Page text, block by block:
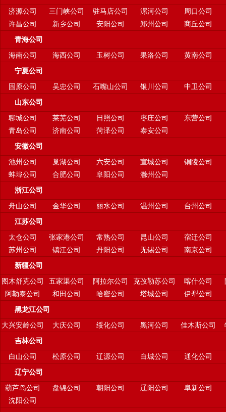
济源公司 三门峡公司 驻马店公司 漯河公司
周口公司
许昌公司
新乡公司 安阳公司 郑州公司 商丘公司
青海公司
海南公司 海西公司 玉树公司 果洛公司 黄南公司
宁夏公司
固原公司 吴忠公司 石嘴山公司 银川公司 中卫公司
山东公司
聊城公司 莱芜公司 日照公司 枣庄公司
东营公司
青岛公司
济南公司 菏泽公司 泰安公司
安徽公司
池州公司 巢湖公司 六安公司 宣城公司
铜陵公司
蚌埠公司
合肥公司 阜阳公司 滁州公司
浙江公司
舟山公司 金华公司 丽水公司 温州公司 台州公司
江苏公司
太仓公司 张家港公司 常熟公司 昆山公司
宿迁公司
苏州公司
镇江公司 丹阳公司 无锡公司 南京公司
新疆公司
图木舒克公司 五家渠公司 阿拉尔公司 克孜勒苏公司 喀什公司
阿勒泰公司
和田公司 哈密公司 塔城公司 伊犁公司
黑龙江公司
大兴安岭公司 大庆公司 绥化公司 黑河公司 佳木斯公司
吉林公司
白山公司 松原公司 辽源公司 白城公司 通化公司
辽宁公司
葫芦岛公司 盘锦公司 朝阳公司 辽阳公司
阜新公司
沈阳公司